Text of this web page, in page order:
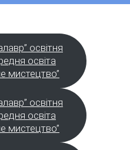
освітня
освіта
мистецтво”
освітня
освіта
мистецтво”